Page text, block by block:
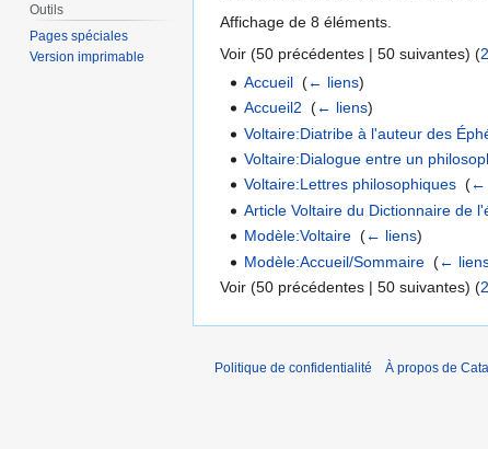
Affichage de 8 éléments.
Voir (50 précédentes | 50 suivantes) (
Accueil ‎(← liens)
Accueil2 ‎(← liens)
Voltaire:Diatribe à l'auteur des
Voltaire:Dialogue entre un
Voltaire:Lettres philosophiques ‎(←
Article Voltaire du Dictionnaire de
Modèle:Voltaire ‎(← liens)
Modèle:Accueil/Sommaire ‎(←
Voir (50 précédentes | 50 suivantes) (
Outils
Pages spéciales
Version imprimable
Politique de confidentialité À propos de